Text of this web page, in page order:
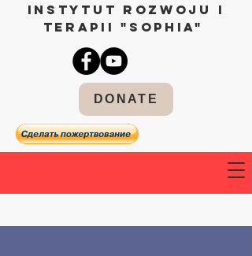
Instytut Rozwoju i
Terapii "Sophia"
DONATE